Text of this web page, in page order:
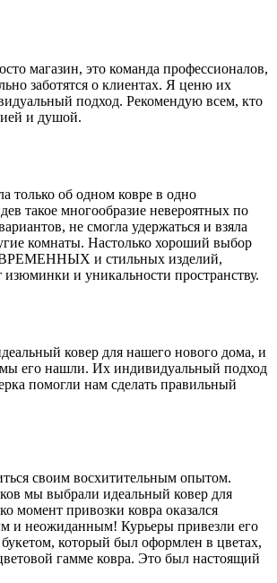
магазин, это команда профессионалов,
заботятся о клиентах. Я ценю их
подход. Рекомендую всем, кто
и душой.
только об одном ковре в одно
такое многообразие невероятных по
не смогла удержаться и взяла
комнаты. Настолько хороший выбор
и стильных изделий,
изюминки и уникальности пространству.
ковер для нашего нового дома, и
мы его нашли. Их индивидуальный подход
помогли нам сделать правильный
своим восхитительным опытом.
мы выбрали идеальный ковер для
момент привозки ковра оказался
и неожиданным! Курьеры привезли его
который был оформлен в цветах,
гамме ковра. Это был настоящий